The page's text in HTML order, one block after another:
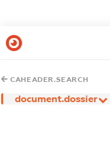
CAHEADER.SEARCH
document.dossier